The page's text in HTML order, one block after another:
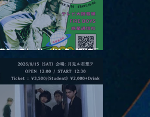
のmyストーリー/センター"訳"フラ